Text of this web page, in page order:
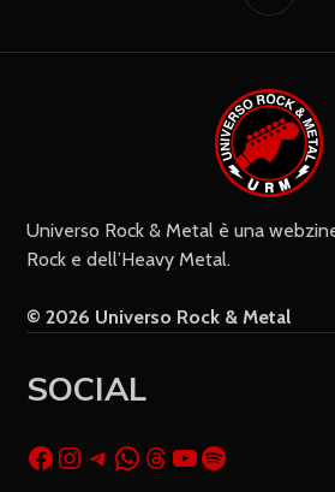
Do il mio consenso
cookie salvi i miei dati
sito web) per il
Universo Rock & Metal è una
Rock e dell’Heavy Metal.
© 2026 Universo Rock & Metal
SOCIAL